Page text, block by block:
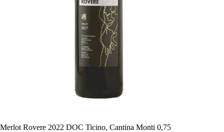
Merlot Rovere 2022 DOC Ticino, Cantina Monti 0,75